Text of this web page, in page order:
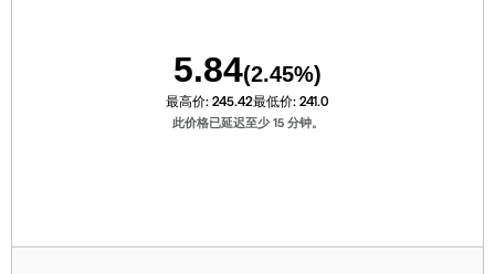
5.84(2.45%)
最高价: 245.42最低价: 241.0
此价格已延迟至少 15 分钟。